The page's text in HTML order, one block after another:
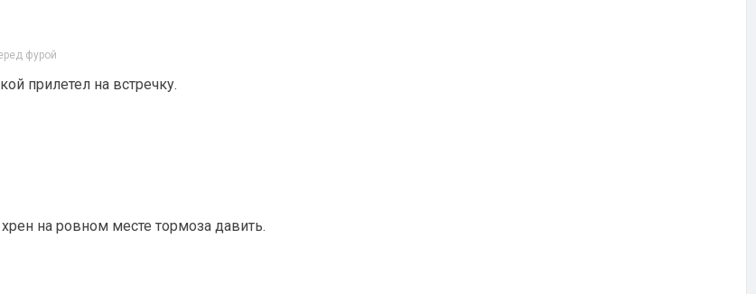
фурой
прилетел на встречку.
на ровном месте тормоза давить.